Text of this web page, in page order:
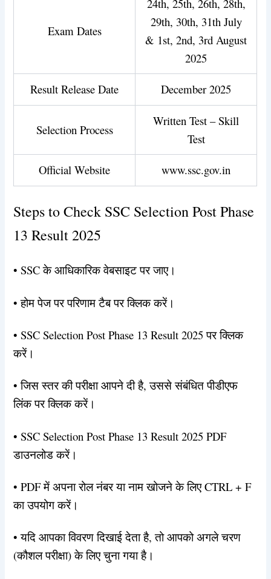
Exam Dates
24th, 25th, 26th, 28th,
29th, 30th, 31th July
& 1st, 2nd, 3rd August
2025
Result Release Date December 2025
Selection Process
Written Test – Skill
Test
Official Website www.ssc.gov.in
Steps to Check SSC Selection Post Phase
13 Result 2025
• SSC के आधिकारिक वेबसाइट पर जाए।
• होम पेज पर परिणाम टैब पर क्लिक करें।
• SSC Selection Post Phase 13 Result 2025 पर क्लिक
करें।
• जिस स्तर की परीक्षा आपने दी है, उससे संबंधित पीडीएफ
लिंक पर क्लिक करें।
• SSC Selection Post Phase 13 Result 2025 PDF
डाउनलोड करें।
• PDF में अपना रोल नंबर या नाम खोजने के लिए CTRL + F
का उपयोग करें।
• यदि आपका विवरण दिखाई देता है, तो आपको अगले चरण
(कौशल परीक्षा) के लिए चुना गया है।